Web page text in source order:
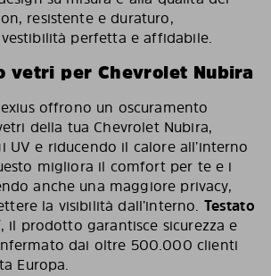
resistente e duraturo,
perfetta e affidabile.
vetri per Chevrolet Nubira
offrono un oscuramento
della tua Chevrolet Nubira,
UV e riducendo il calore all’interno
migliora il comfort per te e i
anche una maggiore privacy,
la visibilità dall’interno. Testato
, il prodotto garantisce sicurezza e
dai oltre 500.000 clienti
Europa.